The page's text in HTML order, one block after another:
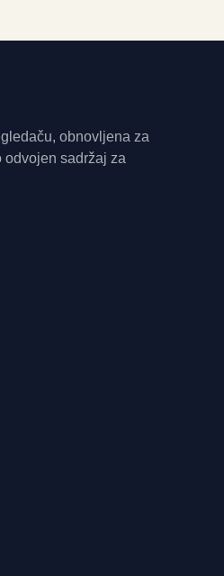
obnovljena za
odvojen sadržaj za